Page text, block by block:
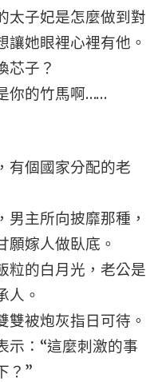
太子妃是怎麼做到對
讓她眼裡心裡有他。
芯子？
你的竹馬啊……
有個國家分配的老
主所向披靡那種，
願嫁人做臥底。
粒的白月光，老公是
人。
雙被炮灰指日可待。
示：“這麼刺激的事
？”